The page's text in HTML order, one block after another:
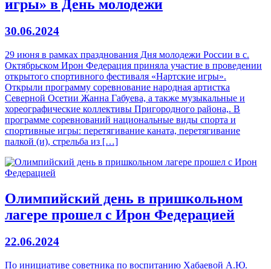
игры» в День молодежи
30.06.2024
29 июня в рамках празднования Дня молодежи России в с.
Октябрьском Ирон Федерация приняла участие в проведении
открытого спортивного фестиваля «Нартские игры».
Открыли программу соревнование народная артистка
Северной Осетии Жанна Габуева, а также музыкальные и
хореографические коллективы Пригородного района,. В
программе соревнований национальные виды спорта и
спортивные игры: перетягивание каната, перетягивание
палкой (и), стрельба из […]
Олимпийский день в пришкольном
лагере прошел с Ирон Федерацией
22.06.2024
По инициативе советника по воспитанию Хабаевой А.Ю.